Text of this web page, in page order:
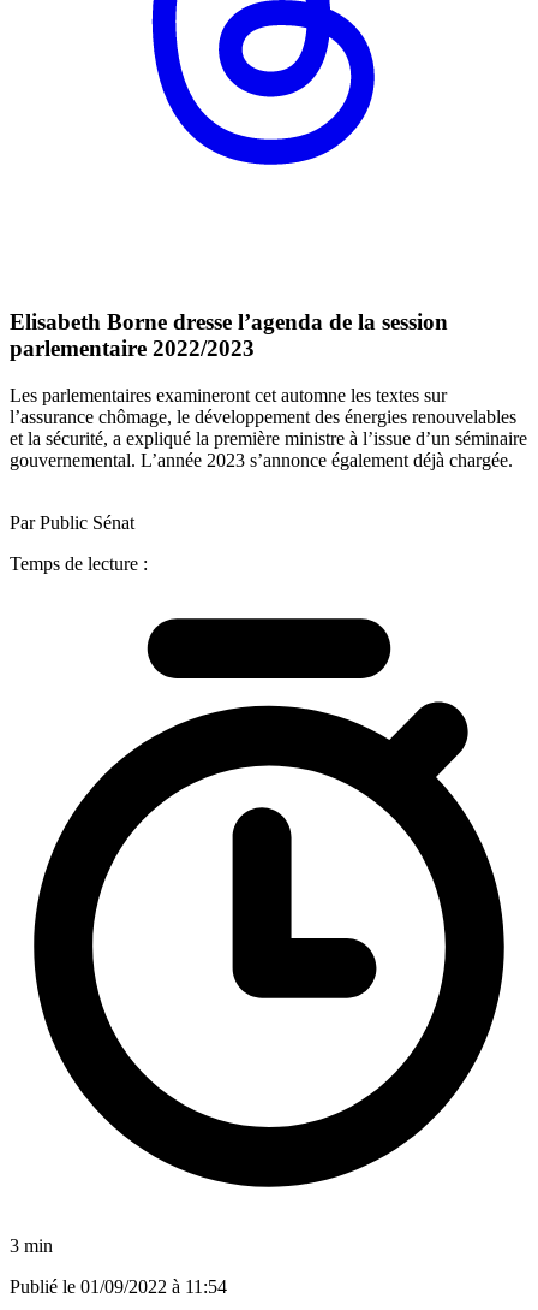
Elisabeth Borne dresse l’agenda de la session
parlementaire 2022/2023
Les parlementaires examineront cet automne les textes sur
l’assurance chômage, le développement des énergies renouvelables
et la sécurité, a expliqué la première ministre à l’issue d’un séminaire
gouvernemental. L’année 2023 s’annonce également déjà chargée.
Par Public Sénat
Temps de lecture :
3 min
Publié le 01/09/2022 à 11:54